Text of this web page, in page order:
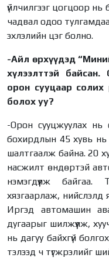
үйлчилгээг цогцоор нь
чадвал одоо
эхлэлийн цэг болно.
-Айл өрхүүдэд
хүлээлттэй
орон сууцаар
болох уу?
-Орон сууцжуулах нь
бохирдлын 45 хувь нь
шалтгаалж байна. 20
насжилт өндөртэй
нэмэгдүүлж байгаа.
хязгаарлаж, нийслэлд
Иргэд автомашин
дугаарыг шилжүүлж,
нь дагуу байхгүй
тэлээд ч түгжрэлийг